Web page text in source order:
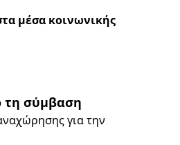
μέσα κοινωνικής
σύμβαση
για την